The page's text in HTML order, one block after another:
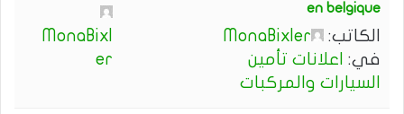
en belgique
الكاتب:
MonaBixler
في: اعلانات تأمين
السيارات والمركبات
MonaBixl
er